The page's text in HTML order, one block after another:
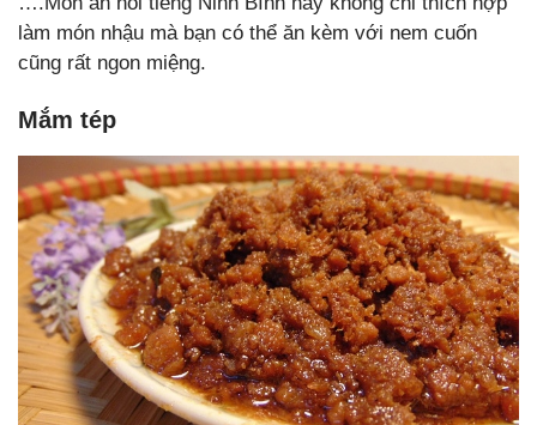
làm món nhậu mà bạn có thể ăn kèm với nem cuốn
cũng rất ngon miệng.
Mắm tép